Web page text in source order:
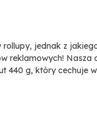
rollupy, jednak z
reklamowych!
440 g, który cechuje